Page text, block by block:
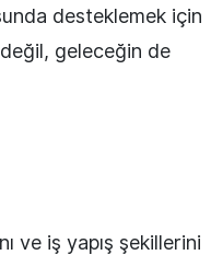
desteklemek için
geleceğin de
ve iş yapış şekillerini